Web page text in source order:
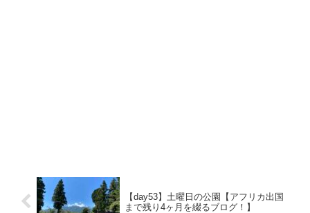
【day53】土曜日の公園【アフリカ出国
まで残り4ヶ月を綴るブログ！】